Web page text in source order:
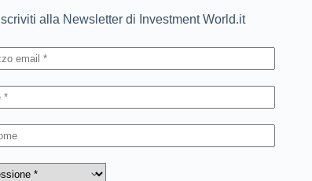
Iscriviti alla Newsletter di Investment World.it